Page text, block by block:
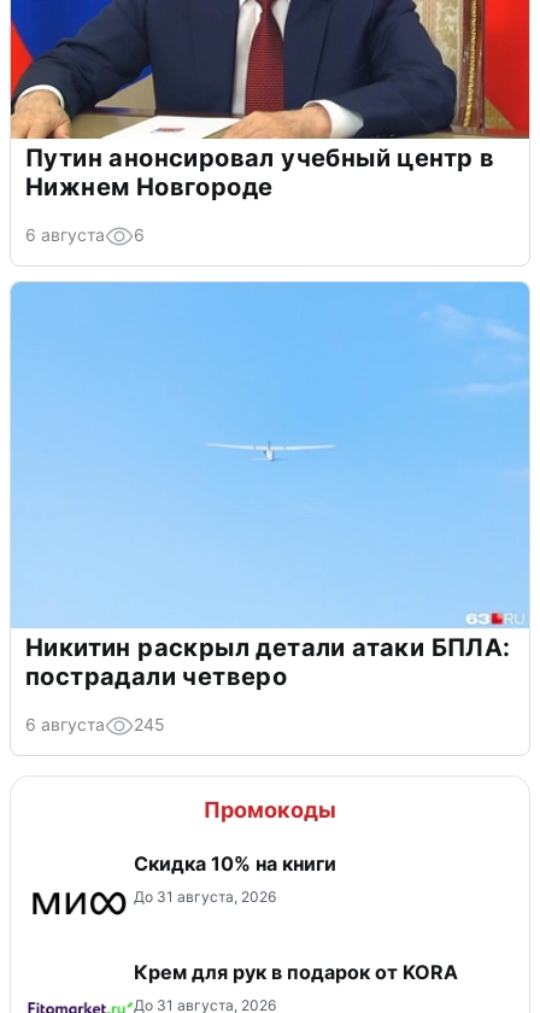
Путин анонсировал учебный центр в
Нижнем Новгороде
6 августа 6
Никитин раскрыл детали атаки БПЛА:
пострадали четверо
6 августа 245
Промокоды
Скидка 10% на книги
До 31 августа, 2026
Крем для рук в подарок от KORA
До 31 августа, 2026